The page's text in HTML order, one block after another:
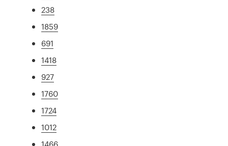
238
1859
691
1418
927
1760
1724
1012
1466